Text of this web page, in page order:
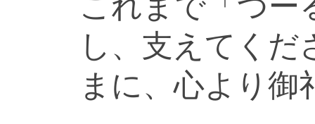
し、支えてく
まに、心より御